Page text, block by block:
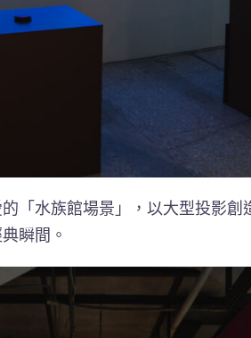
「水族館場景」，以大型投影創
瞬間。